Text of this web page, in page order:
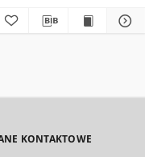
KONTAKTOWE